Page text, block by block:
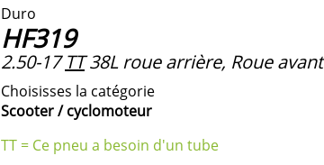
Duro
HF319
2.50-17 TT38L roue arrière, Roue avant
Choisisses la catégorie
Scooter / cyclomoteur
TT = Ce pneu a besoin d'un tube